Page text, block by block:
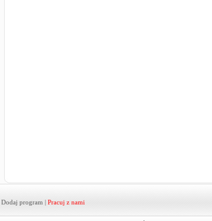
Dodaj program | Pracuj z nami